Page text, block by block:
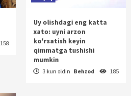
158
Uy olishdagi eng katta
xato: uyni arzon
ko'rsatish keyin
qimmatga tushishi
mumkin
3 kun oldin Behzod 185